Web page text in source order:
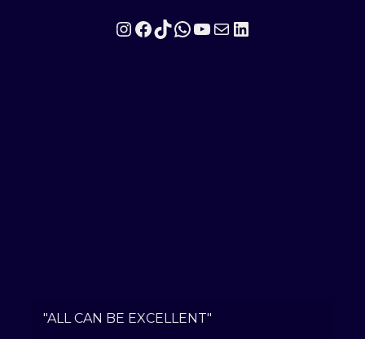
Instagram
Facebook
TikTok
WhatsApp
YouTube
MailLinkedIn
"ALL CAN BE EXCELLENT"